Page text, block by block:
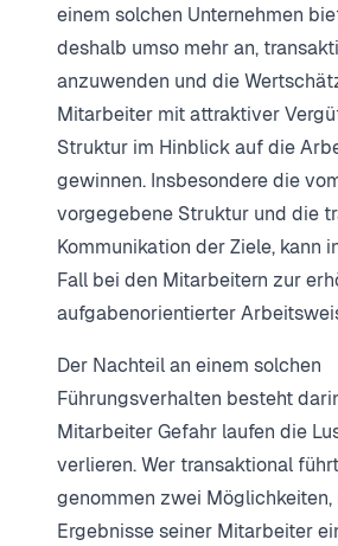
einem solchen Unternehmen
deshalb umso mehr an,
anzuwenden und die
Mitarbeiter mit attraktiver
Struktur im Hinblick auf die
gewinnen. Insbesondere die
vorgegebene Struktur und die
Kommunikation der Ziele, kann
Fall bei den Mitarbeitern zur
aufgabenorientierter
Der Nachteil an einem solchen
Führungsverhalten besteht
Mitarbeiter Gefahr laufen die
verlieren. Wer transaktional
genommen zwei
Ergebnisse seiner Mitarbeiter